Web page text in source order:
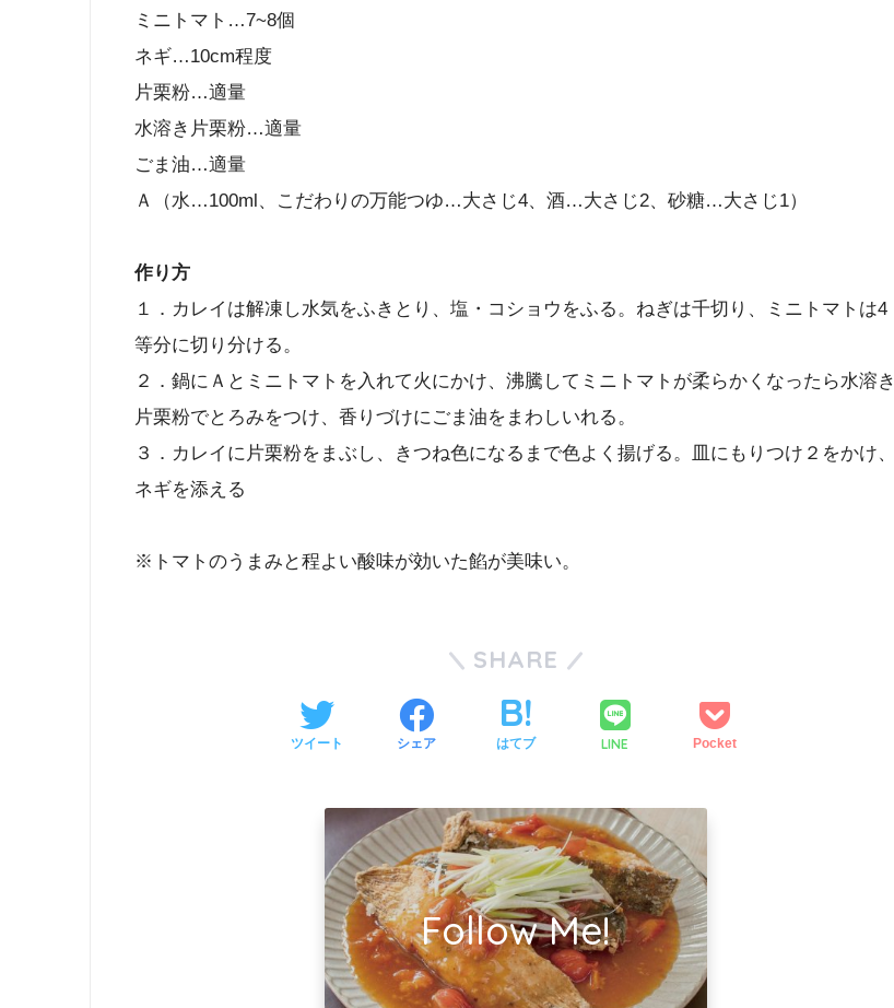
ミニトマト…7~8個
ネギ…10cm程度
片栗粉…適量
水溶き片栗粉…適量
ごま油…適量
Ａ（水…100ml、こだわりの万能つゆ…大さじ4、酒…大さじ2、砂糖…大さじ1）
作り方
１．カレイは解凍し水気をふきとり、塩・コショウをふる。ねぎは千切り、ミニトマトは4
等分に切り分ける。
２．鍋にＡとミニトマトを入れて火にかけ、沸騰してミニトマトが柔らかくなったら水溶き
片栗粉でとろみをつけ、香りづけにごま油をまわしいれる。
３．カレイに片栗粉をまぶし、きつね色になるまで色よく揚げる。皿にもりつけ２をかけ、
ネギを添える
※トマトのうまみと程よい酸味が効いた餡が美味い。
SHARE
ツイート シェア はてブ LINE Pocket
Follow Me!